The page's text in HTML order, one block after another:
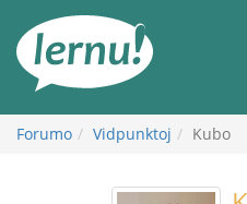
enhavo
Forumo Vidpunktoj Kubo